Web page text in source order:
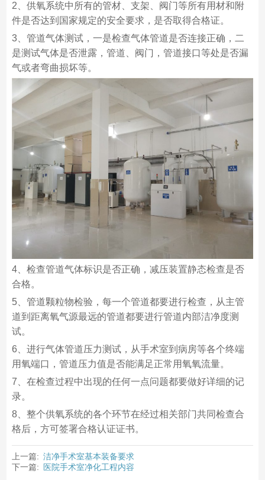
2、供氧系统中所有的管材、支架、阀门等所有用材和附
件是否达到国家规定的安全要求，是否取得合格证。
3、管道气体测试，一是检查气体管道是否连接正确，二
是测试气体是否泄露，管道、阀门，管道接口等处是否漏
气或者弯曲损坏等。
4、检查管道气体标识是否正确，减压装置静态检查是否
合格。
5、管道颗粒物检验，每一个管道都要进行检查，从主管
道到距离氧气源最远的管道都要进行管道内部洁净度测
试。
6、进行气体管道压力测试，从手术室到病房等各个终端
用氧端口，管道压力值是否能满足正常用氧氧流量。
7、在检查过程中出现的任何一点问题都要做好详细的记
录。
8、整个供氧系统的各个环节在经过相关部门共同检查合
格后，方可签署合格认证证书。
上一篇: 洁净手术室基本装备要求
下一篇:
医院手术室净化工程内容